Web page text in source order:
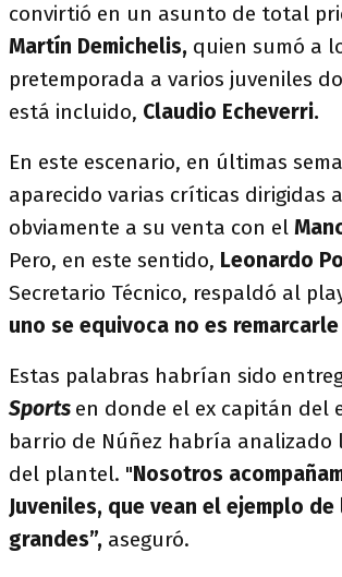
convirtió en un asunto de total
Martín Demichelis, quien sumó a
pretemporada a varios juveniles
está incluido, Claudio Echeverri.
En este escenario, en últimas
aparecido varias críticas dirigidas
obviamente a su venta con el
Pero, en este sentido, Leonardo
Secretario Técnico, respaldó al
uno se equivoca no es
Estas palabras habrían sido
Sports en donde el ex capitán del
barrio de Núñez habría analizado
del plantel. "Nosotros
Juveniles, que vean el ejemplo de
grandes”, aseguró.